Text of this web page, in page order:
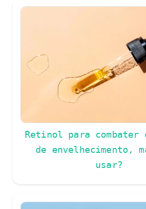
Retinol para combater
de envelhecimento,
usar?